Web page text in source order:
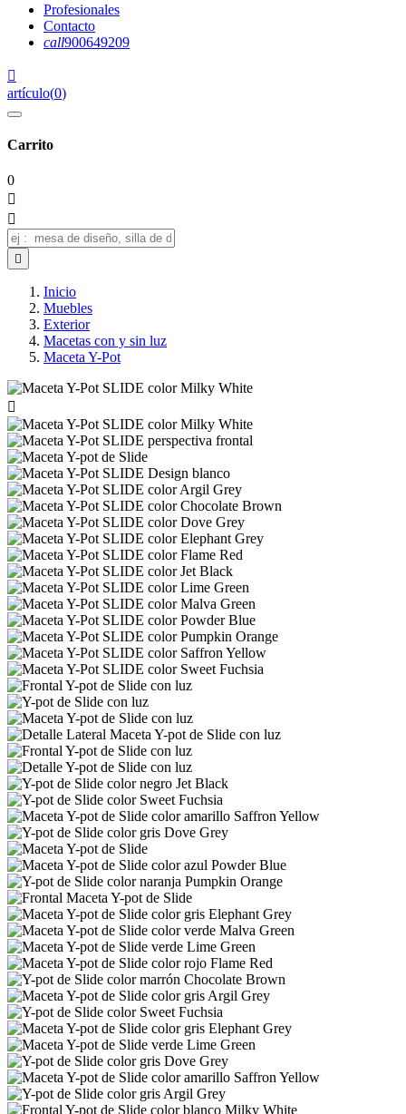
Profesionales
Contacto
call900649209

artículo(0)
Carrito
0



Inicio
Muebles
Exterior
Macetas con y sin luz
Maceta Y-Pot
